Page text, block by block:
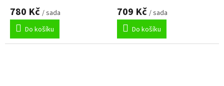
780 Kč / sada
Do košíku
709 Kč / sada
Do košíku